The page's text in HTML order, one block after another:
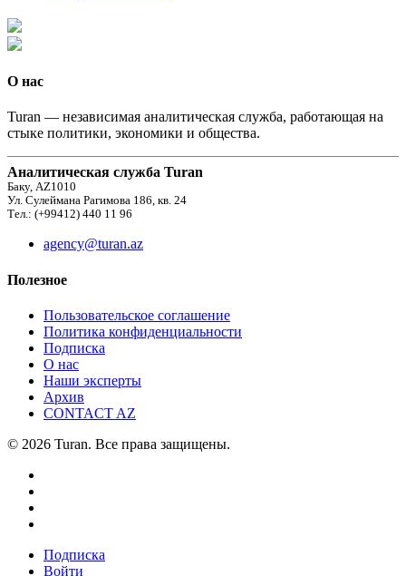
О нас
Turan — независимая аналитическая служба, работающая на
стыке политики, экономики и общества.
Аналитическая служба Turan
Баку, AZ1010
Ул. Сулеймана Рагимова 186, кв. 24
Тел.: (+99412) 440 11 96
agency@turan.az
Полезное
Пользовательское соглашение
Политика конфиденциальности
Подписка
О нас
Наши эксперты
Архив
CONTACT AZ
© 2026 Turan. Все права защищены.
Подписка
Войти